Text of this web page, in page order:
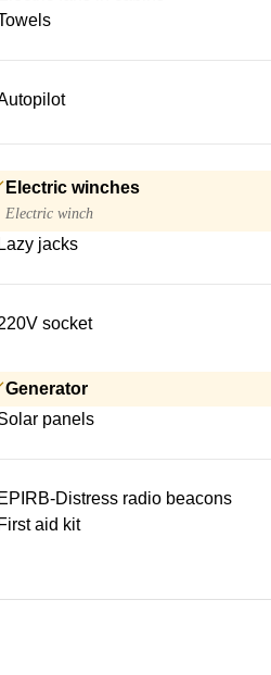
Electric winches
Electric winch
Lazy jacks
socket
Generator
panels
EPIRB-Distress radio beacons
First aid kit